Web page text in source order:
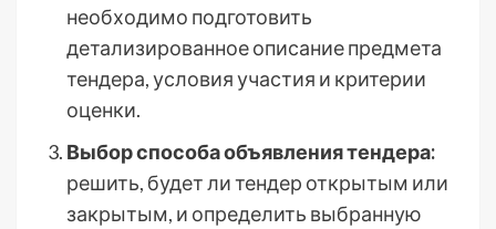
необходимо подготовить
детализированное описание предмета
тендера, условия участия и критерии
оценки.
Выбор способа объявления тендера:
решить, будет ли тендер открытым или
закрытым, и определить выбранную